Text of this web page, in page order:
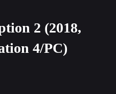
2 (2018,
4/PC)